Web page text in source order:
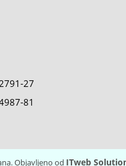
27
81
Objavljeno od ITweb